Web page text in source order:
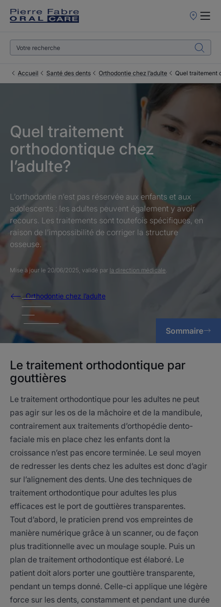
Points
Accueil Santé des dents Orthodontie chez l’adulte Quel traitement
Quel traitement
orthodontique chez
l’adulte?
L’orthodontie n’est pas réservée aux enfants et aux
adolescents : les adultes peuvent également y avoir
recours. Les traitements sont toutefois spécifiques, en
raison de l’impossibilité de corriger la structure
osseuse.
Mise à jour le 20/06/2025, validé par la direction médicale.
Orthodontie chez l’adulte
Sommaire
Le traitement orthodontique par
gouttières
Le traitement orthodontique pour les adultes ne peut
pas agir sur les os de la mâchoire et de la mandibule,
contrairement aux traitements d’orthopédie dento-
faciale mis en place chez les enfants dont la
croissance n’est pas encore terminée. Le seul moyen
de redresser les dents chez les adultes est donc d’agir
sur l’alignement des dents. Une des techniques de
traitement orthodontique pour adultes les plus
efficaces est le port de gouttières transparentes.
Tout d’abord, le praticien prend vos empreintes de
manière numérique grâce à un scanner, ou de façon
plus traditionnelle avec un moulage souple. Puis un
plan de traitement orthodontique est élaboré. Le
patient doit alors porter une gouttière transparente,
pendant un temps donné. Celle-ci applique une légère
force sur les dents, constamment et pendant une durée